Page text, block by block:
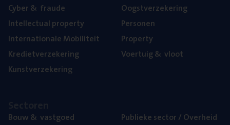
Cyber& fraude
Intel­lec­tu­al property
Inter­na­ti­o­na­le Mobiliteit
Kre­diet­ver­ze­ke­ring
Kunst­ver­ze­ke­ring
Oogst­ver­ze­ke­ring
Per­so­nen
Pro­per­ty
Voer­tuig& vloot
Bouw& vastgoed
Publie­ke sec­tor / Overheid